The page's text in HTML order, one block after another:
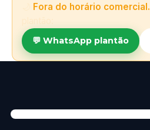
Fora do horário comercial.
💬 WhatsApp plantão